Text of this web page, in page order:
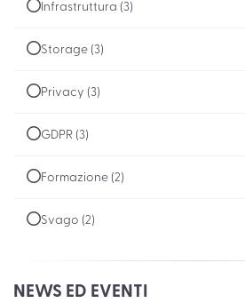
Infrastruttura (3)
Storage (3)
Privacy (3)
GDPR (3)
Formazione (2)
Svago (2)
NEWS ED EVENTI